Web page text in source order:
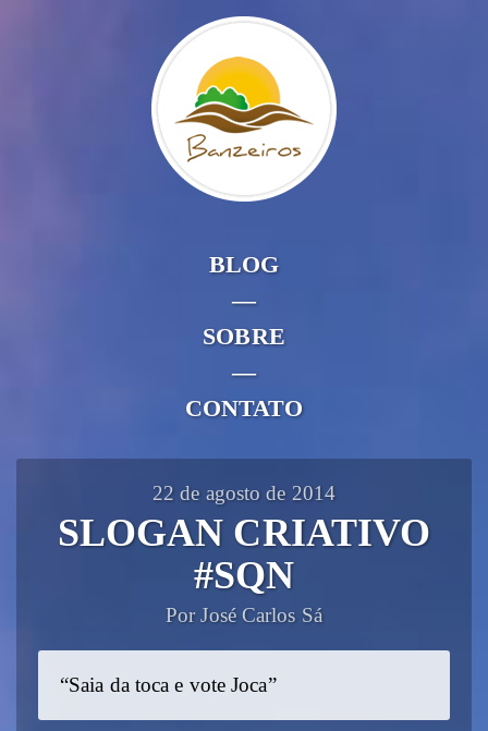
BLOG
—
SOBRE
—
CONTATO
22 de agosto de 2014
SLOGAN CRIATIVO
#SQN
Por José Carlos Sá
“Saia da toca e vote Joca”